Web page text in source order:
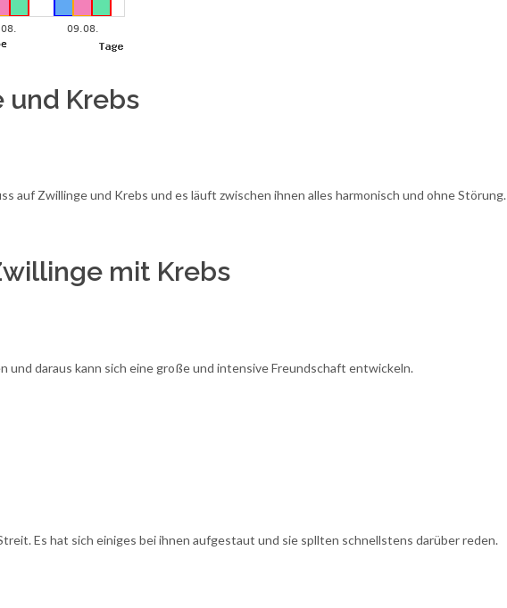
und Krebs
auf Zwillinge und Krebs und es läuft zwischen ihnen alles harmonisch und ohne Störung.
mit Krebs
und daraus kann sich eine große und intensive Freundschaft entwickeln.
Es hat sich einiges bei ihnen aufgestaut und sie spllten schnellstens darüber reden.